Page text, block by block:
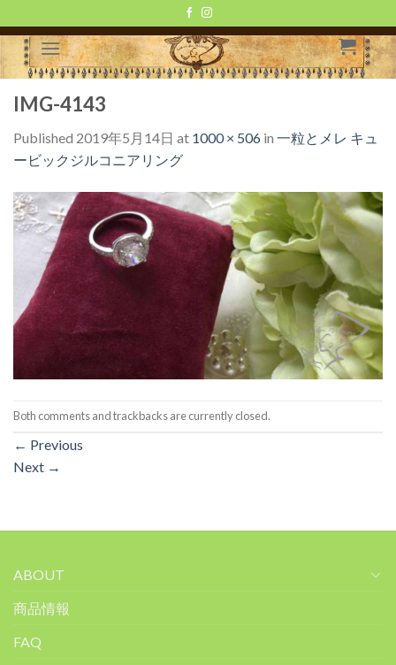
to
content
IMG-4143
Published 2019年5月14日 at 1000 × 506 in 一粒とメレ キュ
ービックジルコニアリング
Both comments and trackbacks are currently closed.
← Previous
Next →
ABOUT
商品情報
FAQ